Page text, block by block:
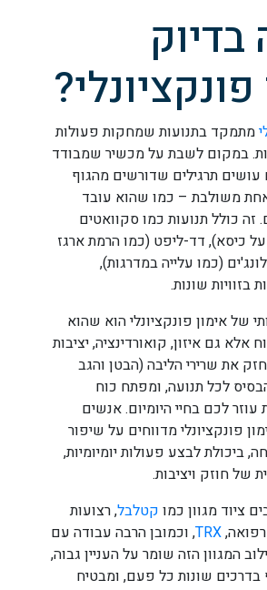
בדיוק
מתמקד בתנועות שמחקות פעולות
במקום לשבת על מכשיר שמבודד
תרגילים שדורשים מהגוף
משולבת – כמו שהוא עובד
זה כולל תנועות כמו סקוואטים
כיסא), דד-ליפט (כמו הרמת ארגז
(כמו עלייה במדרגות),
בזוויות שונות.
של אימון פונקציונלי הוא שהוא
גם איזון, קואורדינציה, יציבות
את שרירי הליבה (הבטן והגב
לכל תנועה, ומפתח כוח
לכם בחיי היומיום. אנשים
פונקציונלי מדווחים על שיפור
ביכולת לבצע פעולות יומיומיות,
של חוזק ויציבות.
ציוד מגוון כמו קטלבל, רצועות
TRX, וכמובן הרבה עבודה עם
המגוון הזה שומר על העניין גבוה,
שונות כל פעם, ומבטיח